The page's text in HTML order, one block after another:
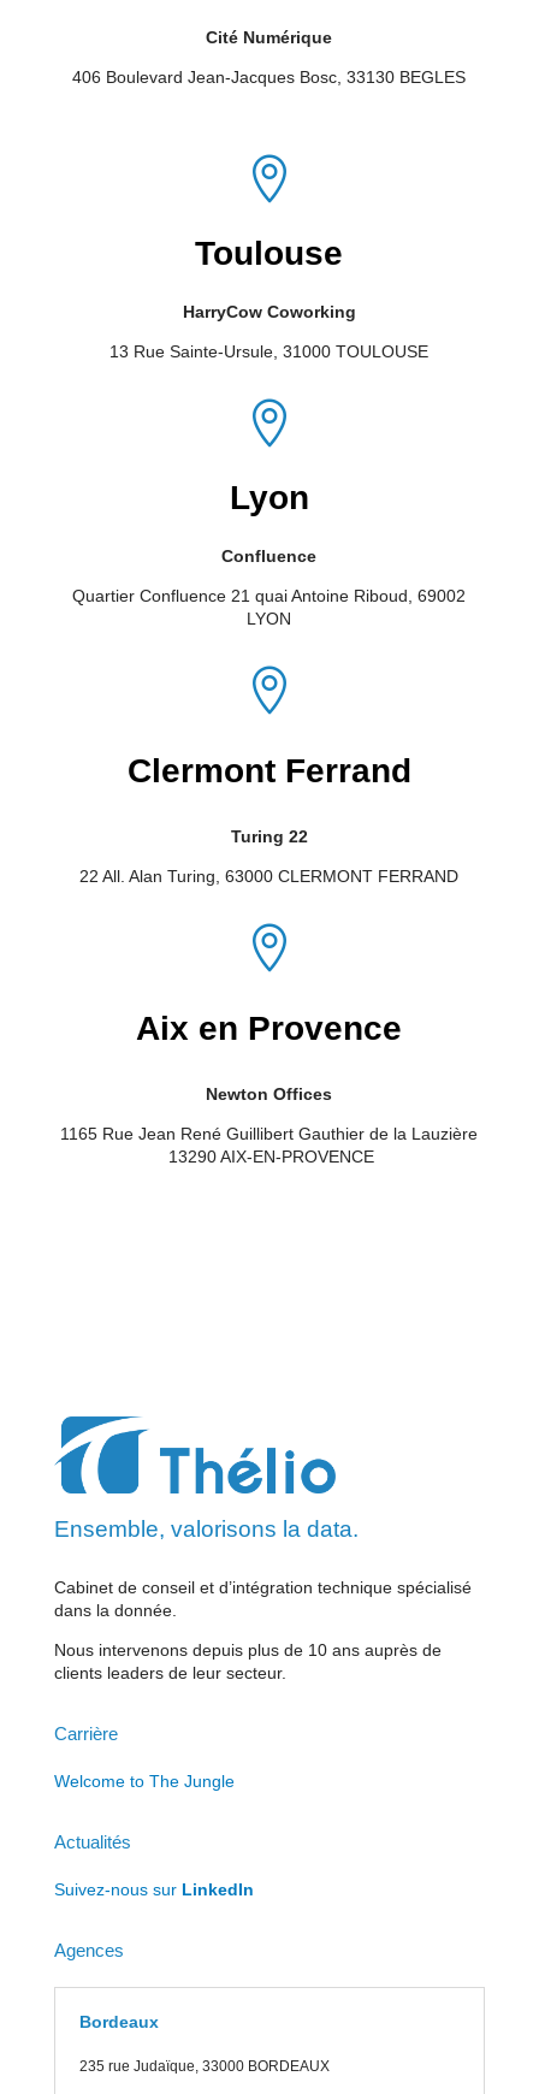
Cité Numérique
406 Boulevard Jean-Jacques Bosc, 33130 BEGLES

Toulouse
HarryCow Coworking
13 Rue Sainte-Ursule, 31000 TOULOUSE

Lyon
Confluence
Quartier Confluence 21 quai Antoine Riboud, 69002
LYON

Clermont Ferrand
Turing 22
22 All. Alan Turing, 63000 CLERMONT FERRAND

Aix en Provence
Newton Offices
1165 Rue Jean RenéGuillibert Gauthier de la Lauzière
13290 AIX-EN-PROVENCE
Ensemble, valorisons la data.
Cabinet de conseil et d’intégration technique spécialisé
dans la donnée.
Nous intervenons depuis plus de 10 ans auprès de
clients leaders de leur secteur.
Carrière
Welcome to The Jungle
Actualités
Suivez-nous sur LinkedIn
Agences
Bordeaux
235 rue Judaïque, 33000 BORDEAUX